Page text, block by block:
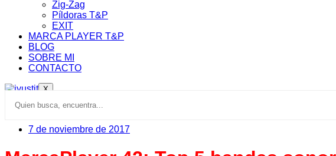
Zig-Zag
Píldoras T&P
EXIT
MARCA PLAYER T&P
BLOG
SOBRE MI
CONTACTO
X
7 de noviembre de 2017